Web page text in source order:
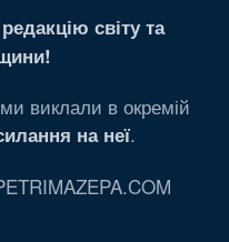
світу та
виклали в окремій
на неї.